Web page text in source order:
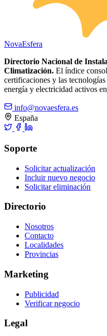
NovaEsfera
Directorio Nacional de
Climatización. El índice
certificaciones y las
energía y electricidad activos
info@novaesfera.es
España
Soporte
Solicitar actualización
Incluir nuevo negocio
Solicitar eliminación
Directorio
Nosotros
Contacto
Localidades
Provincias
Marketing
Publicidad
Verificar negocio
Legal